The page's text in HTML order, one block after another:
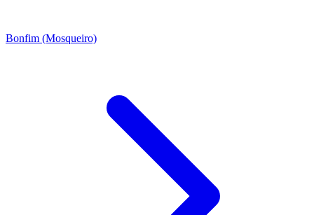
Bonfim (Mosqueiro)